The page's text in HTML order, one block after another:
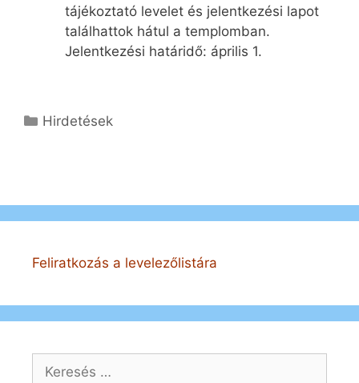
tájékoztató levelet és jelentkezési lapot
találhattok hátul a templomban.
Jelentkezési határidő: április 1.
Kategória
Hirdetések
Feliratkozás a levelezőlistára
Keresés: